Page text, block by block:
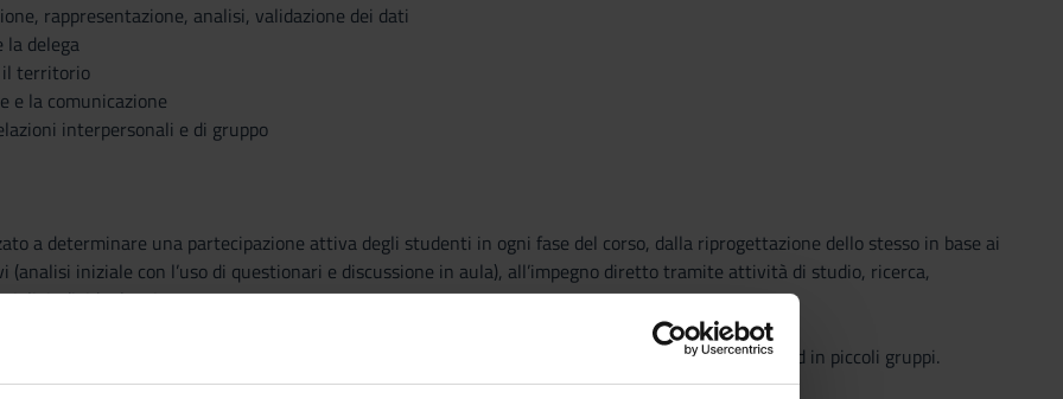
rappresentazione, analisi, validazione dei dati
la delega
il territorio
e la comunicazione
interpersonali e di gruppo
a determinare una partecipazione attiva degli studenti in ogni fase del corso, dalla riprogettazione dello stesso in base ai
(analisi iniziale con l’uso di questionari e discussione in aula), all’impegno diretto tramite attività di studio, ricerca,
individuale e in gruppo:
stimolo (articoli, filmati, esperienze, testimonianze), discussione e riflessione in grande gruppo ed in piccoli gruppi.
di studi di caso e loro analisi critica